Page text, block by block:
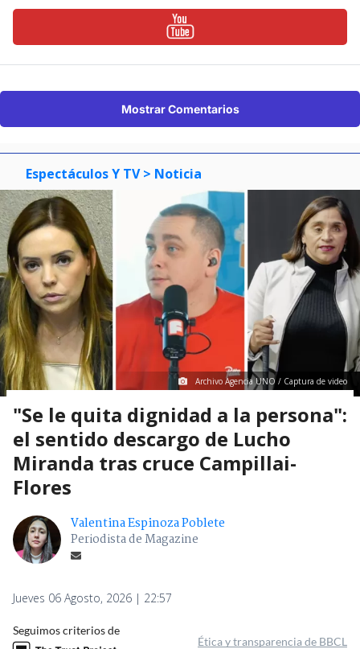
Mostrar Comentarios
Espectáculos Y TV > Noticia
Archivo Agencia UNO / Captura de video
"Se le quita dignidad a la persona":
el sentido descargo de Lucho
Miranda tras cruce Campillai-
Flores
Valentina Espinoza Poblete
Periodista de Magazine
Jueves 06 Agosto, 2026 | 22:57
Seguimos criterios de
Ética y transparencia de BBCL